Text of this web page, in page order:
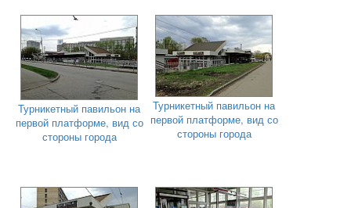
Турникетный павильон на
первой платформе, вид со
стороны города
Турникетный павильон на
первой платформе, вид со
стороны города